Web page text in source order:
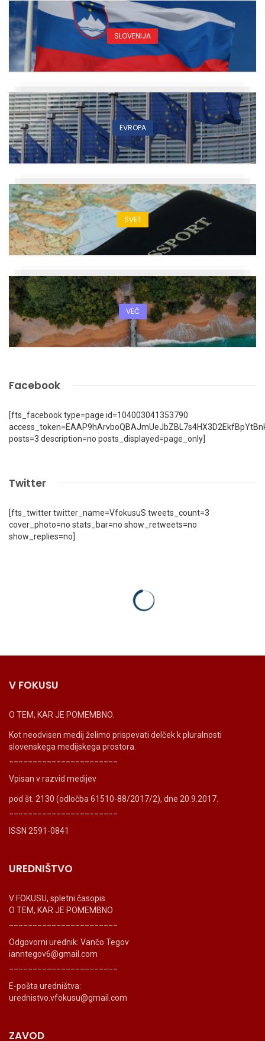
SLOVENIJA
EVROPA
SVET
VEČ
Facebook
[fts_facebook type=page id=104003041353790
posts=3 description=no posts_displayed=page_only]
Twitter
[fts_twitter twitter_name=VfokusuS tweets_count=3
cover_photo=no stats_bar=no show_retweets=no
show_replies=no]
V FOKUSU
O TEM, KAR JE POMEMBNO.
Kot neodvisen medij želimo prispevati delček k pluralnosti
slovenskega medijskega prostora.
Vpisan v razvid medijev
pod št. 2130 (odločba 61510-88/2017/2), dne 20.9.2017.
ISSN 2591-0841
UREDNIŠTVO
V FOKUSU, spletni časopis
O TEM, KAR JE POMEMBNO
Odgovorni urednik: Vančo Tegov
ianntegov6@gmail.com
E-pošta uredništva:
urednistvo.vfokusu@gmail.com
ZAVOD